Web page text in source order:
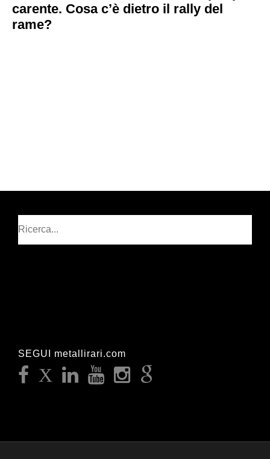
carente. Cosa c’è dietro il rally del
rame?
SEGUI metallirari.com